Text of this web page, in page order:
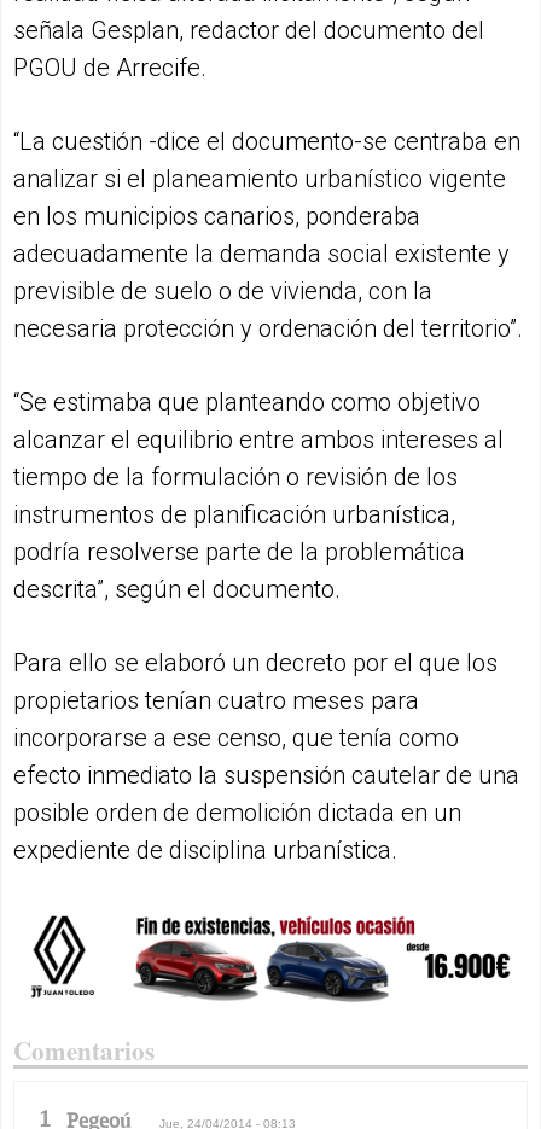
señala Gesplan, redactor del documento del
PGOU de Arrecife.
“La cuestión -dice el documento-se centraba en
analizar si el planeamiento urbanístico vigente
en los municipios canarios, ponderaba
adecuadamente la demanda social existente y
previsible de suelo o de vivienda, con la
necesaria protección y ordenación del territorio”.
“Se estimaba que planteando como objetivo
alcanzar el equilibrio entre ambos intereses al
tiempo de la formulación o revisión de los
instrumentos de planificación urbanística,
podría resolverse parte de la problemática
descrita”, según el documento.
Para ello se elaboró un decreto por el que los
propietarios tenían cuatro meses para
incorporarse a ese censo, que tenía como
efecto inmediato la suspensión cautelar de una
posible orden de demolición dictada en un
expediente de disciplina urbanística.
Comentarios
1 Pegeoú Jue, 24/04/2014 - 08:13